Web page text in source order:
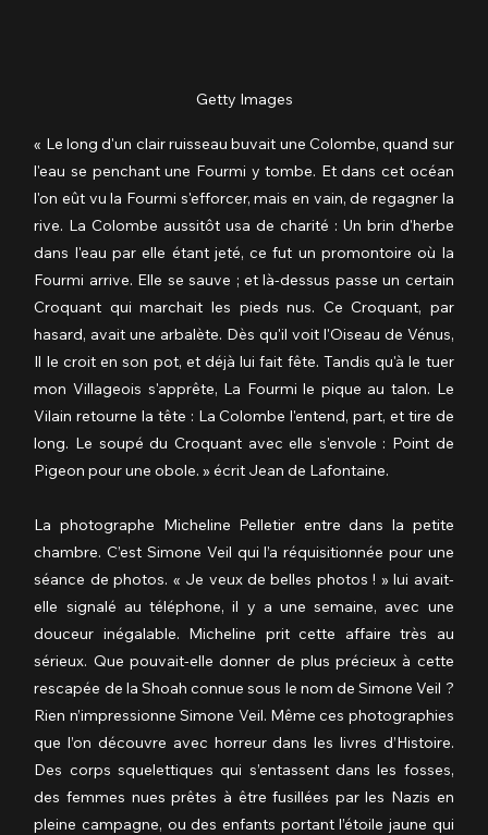
Getty Images
« Le long d'un clair ruisseau buvait une Colombe, quand sur
l'eau se penchant une Fourmi y tombe. Et dans cet océan
l'on eût vu la Fourmi s'efforcer, mais en vain, de regagner la
rive. La Colombe aussitôt usa de charité : Un brin d'herbe
dans l'eau par elle étant jeté, ce fut un promontoire où la
Fourmi arrive. Elle se sauve ; et là-dessus passe un certain
Croquant qui marchait les pieds nus. Ce Croquant, par
hasard, avait une arbalète. Dès qu'il voit l'Oiseau de Vénus,
Il le croit en son pot, et déjà lui fait fête. Tandis qu'à le tuer
mon Villageois s'apprête, La Fourmi le pique au talon. Le
Vilain retourne la tête : La Colombe l'entend, part, et tire de
long. Le soupé du Croquant avec elle s'envole : Point de
Pigeon pour une obole. » écrit Jean de Lafontaine.
La photographe Micheline Pelletier entre dans la petite
chambre. C’est Simone Veil qui l’a réquisitionnée pour une
séance de photos. « Je veux de belles photos ! » lui avait-
elle signalé au téléphone, il y a une semaine, avec une
douceur inégalable. Micheline prit cette affaire très au
sérieux. Que pouvait-elle donner de plus précieux à cette
rescapée de la Shoah connue sous le nom de Simone Veil ?
Rien n’impressionne Simone Veil. Même ces photographies
que l’on découvre avec horreur dans les livres d’Histoire.
Des corps squelettiques qui s’entassent dans les fosses,
des femmes nues prêtes à être fusillées par les Nazis en
pleine campagne, ou des enfants portant l’étoile jaune qui